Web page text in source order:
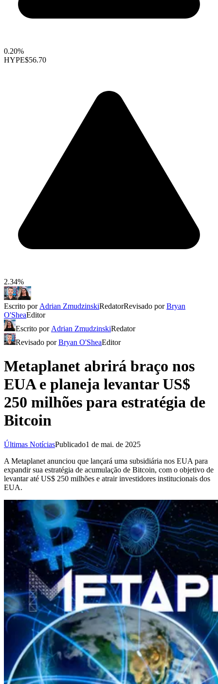
0.20%
HYPE$56.70
2.34%
Escrito por Adrian ZmudzinskiRedatorRevisado porBryan
O'SheaEditor
Escrito por Adrian ZmudzinskiRedator
Revisado porBryan O'SheaEditor
Metaplanet abrirá braço nos
EUA e planeja levantar US$
250 milhões para estratégia de
Bitcoin
Últimas NotíciasPublicado1 de mai. de 2025
A Metaplanet anunciou que lançará uma subsidiária nos EUA para
expandir sua estratégia de acumulação de Bitcoin, com o objetivo de
levantar até US$ 250 milhões e atrair investidores institucionais dos
EUA.